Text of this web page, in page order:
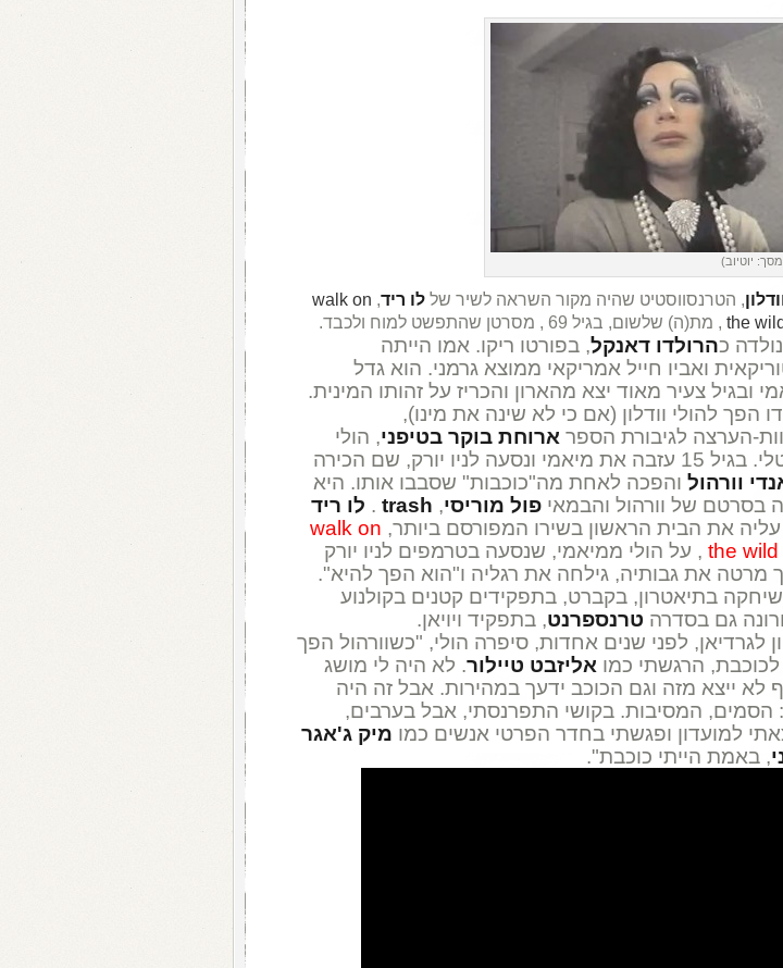
יוטיוב)
, הטרנסווסטיט שהיה מקור השראה לשיר של לו ריד,
walk on
the , מת(ה) שלשום, בגיל 69 , מסרטן שהתפשט למוח ולכבד.
כהרולדו דאנקל, בפורטו ריקו. אמו הייתה
ואביו חייל אמריקאי ממוצא גרמני. הוא גדל
ובגיל צעיר מאוד יצא מהארון והכריז על זהותו המינית.
הפך להולי וודלון (אם כי לא שינה את מינו),
הערצה לגיבורת הספר ארוחת בוקר בטיפני, הולי
גולייטלי. בגיל 15 עזבה את מיאמי ונסעה לניו יורק, שם הכירה
וורהול והפכה לאחת מה"כוכבות" שסבבו אותו. היא
בסרטם של וורהול והבמאי פול מוריסי,
trash
. לו ריד
את הבית הראשון בשירו המפורסם ביותר, walk on
the wild , על הולי ממיאמי, שנסעה בטרמפים לניו יורק
מרטה את גבותיה, גילחה את רגליה ו"הוא הפך להיא".
שיחקה בתיאטרון, בקברט, בתפקידים קטנים בקולנוע
גם בסדרה טרנספרנט, בתפקיד ויויאן.
לגרדיאן, לפני שנים אחדות, סיפרה הולי, "כשוורהול הפך
לכוכבת, הרגשתי כמו אליזבט טיילור. לא היה לי מושג
לא ייצא מזה וגם הכוכב ידעך במהירות. אבל זה היה
הסמים, המסיבות. בקושי התפרנסתי, אבל בערבים,
למועדון ופגשתי בחדר הפרטי אנשים כמו מיק ג'אגר
, באמת הייתי כוכבת".